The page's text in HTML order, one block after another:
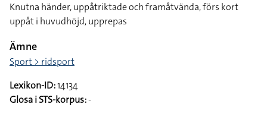
Knutna händer, uppåtriktade och framåtvända, förs kort
uppåt i huvudhöjd, upprepas
Ämne
Sport > ridsport
Lexikon-ID:14134
Glosa i STS-korpus:-